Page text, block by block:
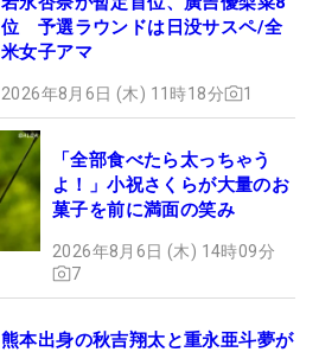
位 予選ラウンドは日没サスペ/全
米女子アマ
2026年8月6日 (木) 11時18分 1
「全部食べたら太っちゃう
よ！」小祝さくらが大量のお
菓子を前に満面の笑み
2026年8月6日 (木) 14時09分
7
熊本出身の秋吉翔太と重永亜斗夢が